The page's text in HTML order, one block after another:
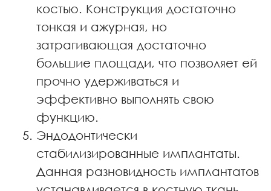
костью. Конструкция достаточно
тонкая и ажурная, но
затрагивающая достаточно
большие площади, что позволяет ей
прочно удерживаться и
эффективно выполнять свою
функцию.
Эндодонтически
стабилизированные имплантаты.
Данная разновидность имплантатов